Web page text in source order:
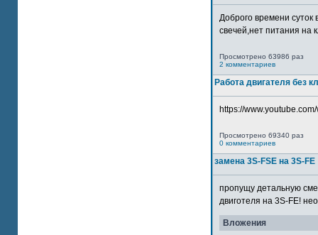
Доброго времени суток
свечей,нет питания на
Просмотрено 63986 раз
2 комментариев
Работа двигателя без
https://
Просмотрено 69340 раз
0 комментариев
замена 3S-FSE на 3S-FE
пропущу детальную
двиготеля на 3S-FE!
Вложения